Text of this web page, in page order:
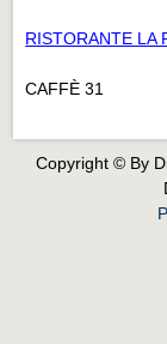
RISTORANTE LA
CAFFÈ 31
Copyright © By